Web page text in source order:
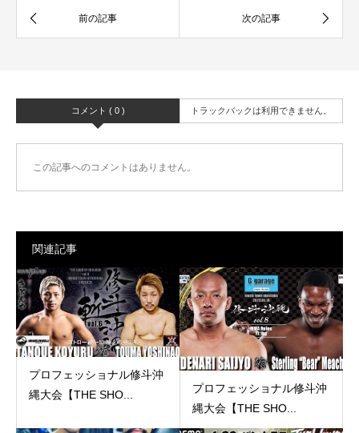
コメント ( 0 ) トラックバックは利用できません。
この記事へのコメントはありません。
関連記事
プロフェッショナル修斗沖
縄大会【THE SHO...
プロフェッショナル修斗沖
縄大会【THE SHO...